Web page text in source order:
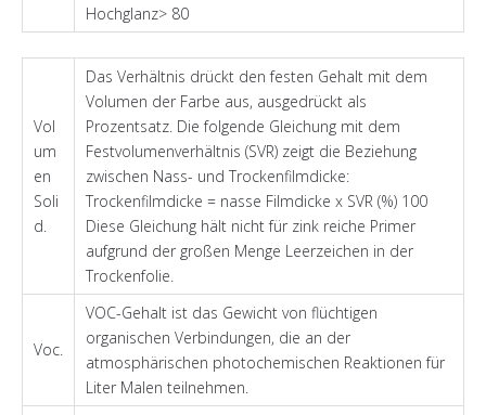
Hochglanz> 80
Vol
um
en
Soli
d.
Das Verhältnis drückt den festen Gehalt mit dem
Volumen der Farbe aus, ausgedrückt als
Prozentsatz. Die folgende Gleichung mit dem
Festvolumenverhältnis (SVR) zeigt die Beziehung
zwischen Nass- und Trockenfilmdicke:
Trockenfilmdicke = nasse Filmdicke x SVR (%) 100
Diese Gleichung hält nicht für zink reiche Primer
aufgrund der großen Menge Leerzeichen in der
Trockenfolie.
Voc.
VOC-Gehalt ist das Gewicht von flüchtigen
organischen Verbindungen, die an der
atmosphärischen photochemischen Reaktionen für
Liter Malen teilnehmen.